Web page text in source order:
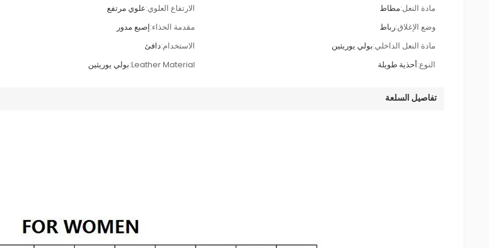
مادة النعل:مطاط الارتفاع العلوي:علوي مرتفع
وضع الإغلاق:رباط مقدمة الحذاء:إصبع مدور
مادة النعل الداخلي:بولي يوريثين الاستخدام:دافئ
النوع:أحذية طويلة Leather Material: بولي يوريثين
تفاصيل السلعة